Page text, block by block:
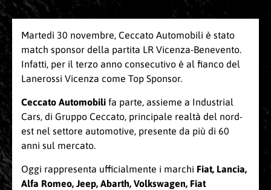
Martedì 30 novembre, Ceccato Automobili è stato
match sponsor della partita LR Vicenza-Benevento.
Infatti, per il terzo anno consecutivo è al fianco del
Lanerossi Vicenza come Top Sponsor.
Ceccato Automobili fa parte, assieme a Industrial
Cars, di Gruppo Ceccato, principale realtà del nord-
est nel settore automotive, presente da più di 60
anni sul mercato.
Oggi rappresenta ufficialmente i marchi Fiat, Lancia,
Alfa Romeo, Jeep, Abarth, Volkswagen, Fiat